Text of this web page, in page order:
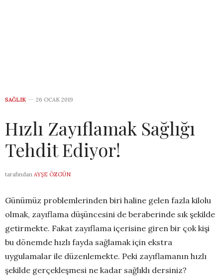
SAĞLIK 26 OCAK 2019
Hızlı Zayıflamak Sağlığı
Tehdit Ediyor!
tarafından AYŞE ÖZGÜN
Günümüz problemlerinden biri haline gelen fazla kilolu
olmak, zayıflama düşüncesini de beraberinde sık şekilde
getirmekte. Fakat zayıflama içerisine giren bir çok kişi
bu dönemde hızlı fayda sağlamak için ekstra
uygulamalar ile düzenlemekte. Peki zayıflamanın hızlı
şekilde gerçekleşmesi ne kadar sağlıklı dersiniz?